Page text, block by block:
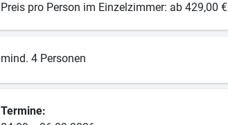
Preis pro Person im Einzelzimmer: ab 429,00 €
mind. 4 Personen
Termine: